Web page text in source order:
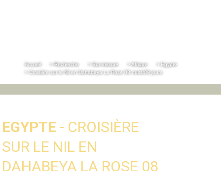
Accueil > Recherche > Sur-mesure > Afrique
> Egypte
> Croisière sur le Nil en Dahabeya La Rose 08 nuits/09 jours
EGYPTE - CROISIÈRE
SUR LE NIL EN
DAHABEYA LA ROSE 08